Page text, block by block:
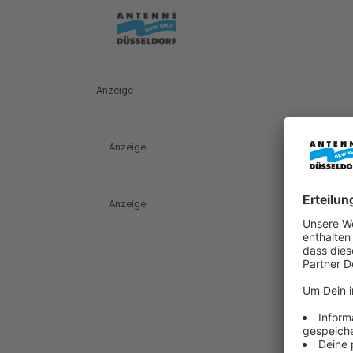
Anzeige
Anzeige
Anzeige